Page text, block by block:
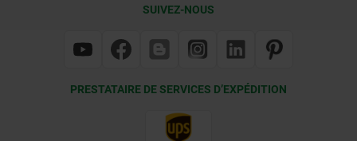
SUIVEZ-NOUS
PRESTATAIRE DE SERVICES D’EXPÉDITION